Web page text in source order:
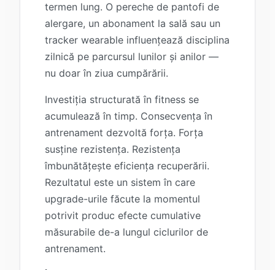
termen lung. O pereche de pantofi de
alergare, un abonament la sală sau un
tracker wearable influențează disciplina
zilnică pe parcursul lunilor și anilor —
nu doar în ziua cumpărării.
Investiția structurată în fitness se
acumulează în timp. Consecvența în
antrenament dezvoltă forța. Forța
susține rezistența. Rezistența
îmbunătățește eficiența recuperării.
Rezultatul este un sistem în care
upgrade-urile făcute la momentul
potrivit produc efecte cumulative
măsurabile de-a lungul ciclurilor de
antrenament.